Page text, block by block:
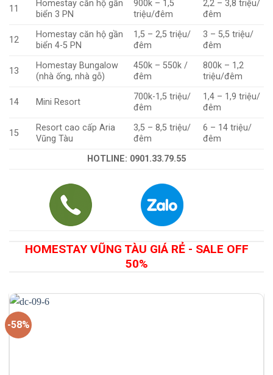
11
Homestay căn hộ gần
biển 3 PN
900k – 1,5
triệu/đêm
2,2 – 3,8 triệu/
đêm
12
Homestay căn hộ gần
biển 4-5 PN
1,5 – 2,5 triệu/
đêm
3 – 5,5 triệu/
đêm
13
Homestay Bungalow
(nhà ống, nhà gỗ)
450k – 550k /
đêm
800k – 1,2
triệu/đêm
14 Mini Resort
700k-1,5 triệu/
đêm
1,4 – 1,9 triệu/
đêm
15
Resort cao cấp Aria
Vũng Tàu
3,5 – 8,5 triệu/
đêm
6 – 14 triệu/
đêm
HOTLINE: 0901.33.79.55
HOMESTAY VŨNG TÀU GIÁ RẺ - SALE OFF
50%
-58%